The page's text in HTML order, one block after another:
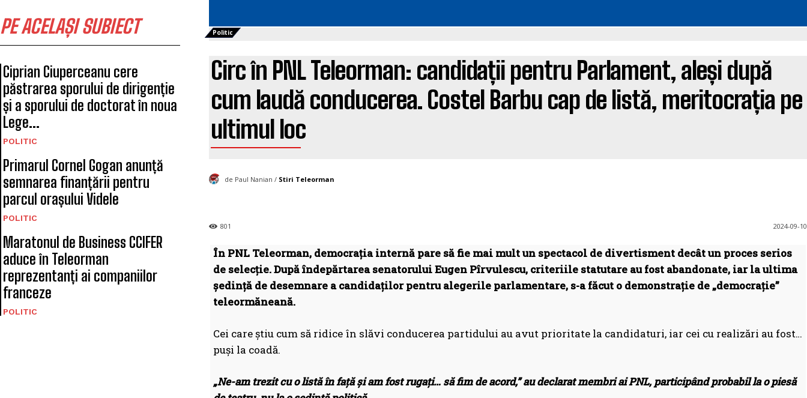
PE ACELAȘI SUBIECT
Ciprian Ciuperceanu cere
păstrarea sporului de dirigenție
și a sporului de doctorat în noua
Lege...
POLITIC
Primarul Cornel Gogan anunță
semnarea finanțării pentru
parcul orașului Videle
POLITIC
Maratonul de Business CCIFER
aduce în Teleorman
reprezentanți ai companiilor
franceze
POLITIC
Politic
Circ în PNL Teleorman: candidații pentru Parlament, aleși după
cum laudă conducerea. Costel Barbu cap de listă, meritocrația pe
ultimul loc
de Paul Nanian / Stiri Teleorman
2024-09-10
801
În PNL Teleorman, democrația internă pare să fie mai mult un spectacol de divertisment decât un proces serios
de selecție. După îndepărtarea senatorului Eugen Pîrvulescu, criteriile statutare au fost abandonate, iar la ultima
ședință de desemnare a candidaților pentru alegerile parlamentare, s-a făcut o demonstrație de „democrație”
teleormăneană.
Cei care știu cum să ridice în slăvi conducerea partidului au avut prioritate la candidaturi, iar cei cu realizări au fost…
puși la coadă.
„Ne-am trezit cu o listă în față și am fost rugați… să fim de acord,” au declarat membri ai PNL, participând probabil la o piesă